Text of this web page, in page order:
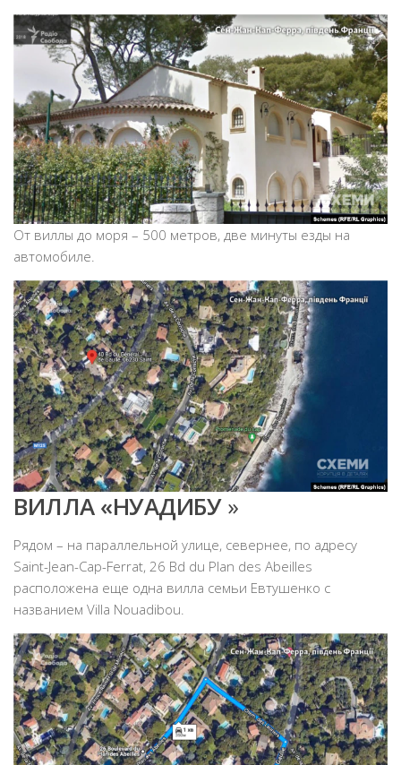
От виллы до моря – 500 метров, две минуты езды на
автомобиле.
ВИЛЛА «НУАДИБУ»
Рядом – на параллельной улице, севернее, по адресу
Saint-Jean-Cap-Ferrat, 26 Bd du Plan des Abeilles
расположена еще одна вилла семьи Евтушенко с
названием Villa Nouadibou.